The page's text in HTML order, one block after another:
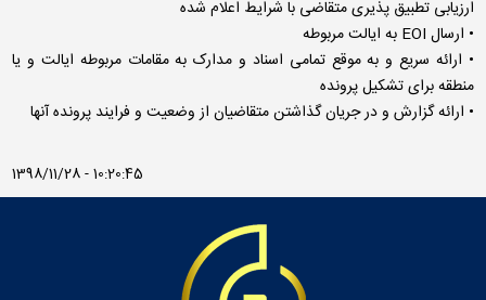
ارزیابی تطبیق پذیری متقاضی با شرایط اعلام شده
• ارسال EOI به ایالت مربوطه
• ارائه سریع و به موقع تمامی اسناد و مدارک به مقامات مربوطه ایالت و یا
منطقه برای تشکیل پرونده
• ارائه گزارش و در جریان گذاشتن متقاضیان از وضعیت و فرایند پرونده آنها
1398/11/28 - 10:20:45